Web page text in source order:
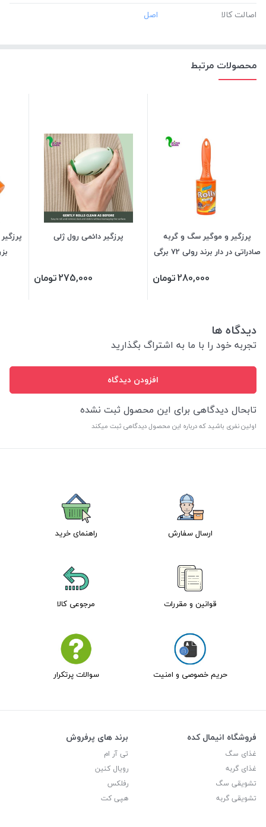
اصالت کالا
محصولات مرتبط
پرزگیر و موگیر سگ و گربه
صادراتی در دار برند رولی 72 برگی
280,000تومان
پرزگیر دائمی رول ژلی
275,000تومان
دیدگاه ها
تجربه خود را با ما به اشتراگ بگذارید
افزودن دیدگاه
تابحال دیدگاهی برای این محصول ثبت نشده
اولین نفری باشید که درباره این محصول دیدگاهی ثبت میکند
ارسال سفارش راهنمای خرید
قوانین و مقررات مرجوعی کالا
حریم خصوصی و امنیت سوالات پرتکرار
فروشگاه انیمال کده
غذای سگ
غذای گربه
تشویقی سگ
تشویقی گربه
برند های پرفروش
تی آر ام
رویال کنین
رفلکس
هپی کت